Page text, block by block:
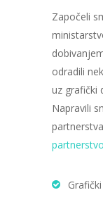
Započeli
odradili
uz grafički
Napravili
partnerstva